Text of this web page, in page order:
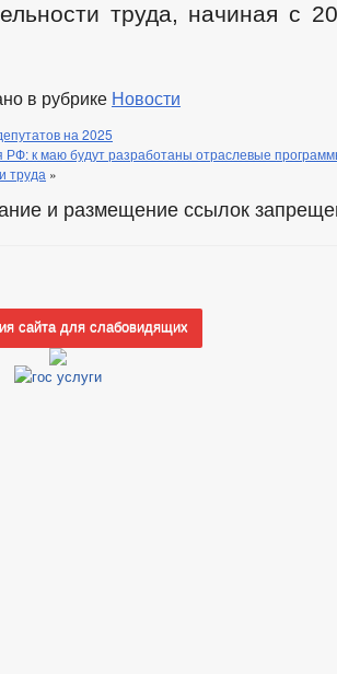
труда, начиная с
в рубрике Новости
на 2025
РФ: к маю будут разработаны отраслевые
труда »
и размещение ссылок
сайта для слабовидящих